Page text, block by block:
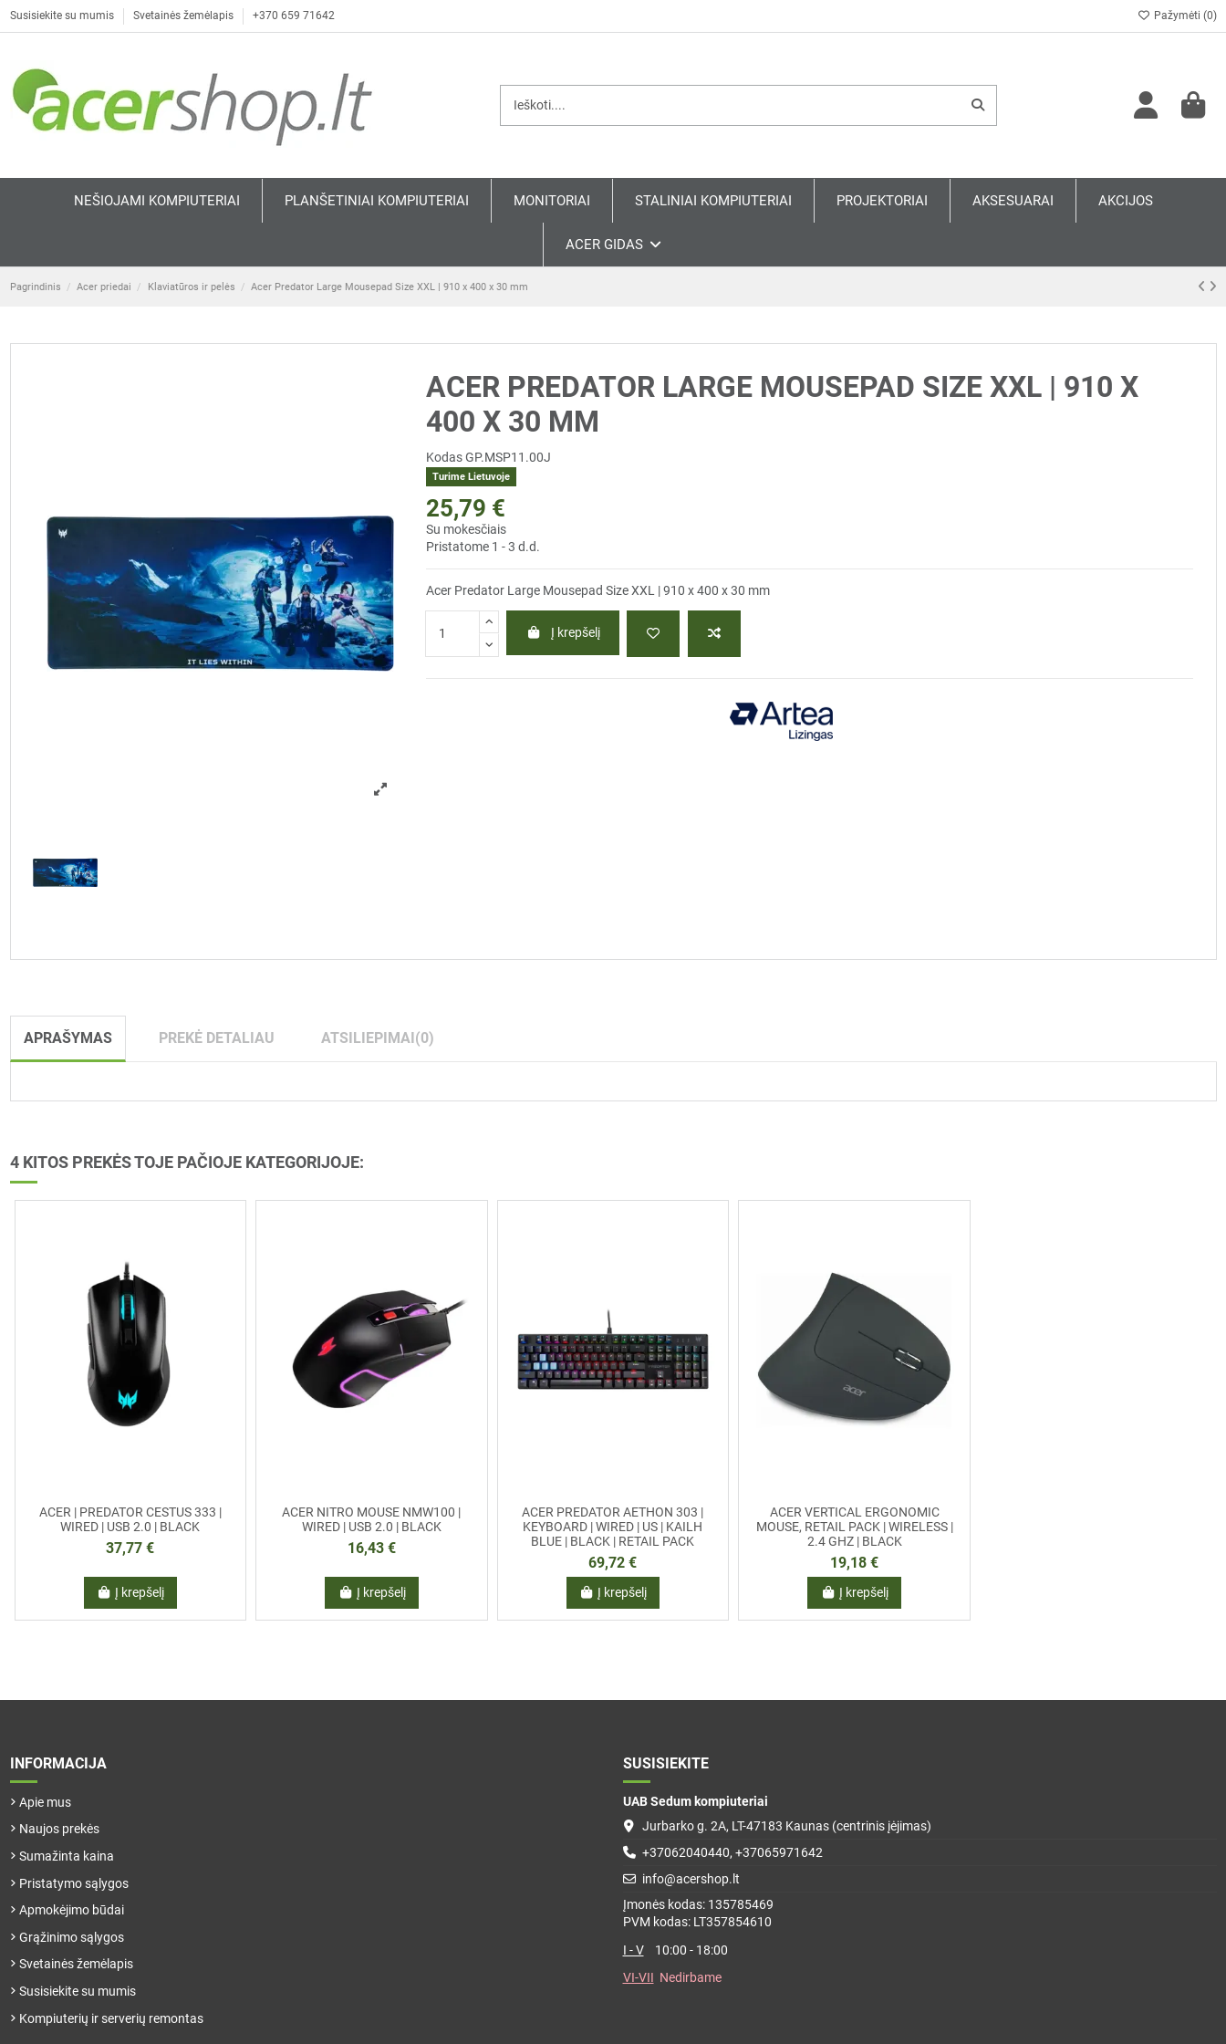
Susisiekite su mumis Svetainės žemėlapis +370 659 71642 Pažymėti (0)
NEŠIOJAMI KOMPIUTERIAI PLANŠETINIAI KOMPIUTERIAI MONITORIAI STALINIAI KOMPIUTERIAI PROJEKTORIAI AKSESUARAI AKCIJOS
ACER GIDAS
Pagrindinis Acer priedai Klaviatūros ir pelės Acer Predator Large Mousepad Size XXL | 910 x 400 x 30 mm
ACER PREDATOR LARGE MOUSEPAD SIZE XXL | 910 X
400 X 30 MM
KodasGP.MSP11.00J
Turime Lietuvoje
25,79 €
Su mokesčiais
Pristatome 1 - 3 d.d.
Acer Predator Large Mousepad Size XXL | 910 x 400 x 30 mm
Į krepšelį
APRAŠYMAS PREKĖ DETALIAU ATSILIEPIMAI (0)
4 KITOS PREKĖS TOJE PAČIOJE KATEGORIJOJE:
ACER | PREDATOR CESTUS 333 |
WIRED | USB 2.0 | BLACK
37,77 €
Į krepšelį
ACER NITRO MOUSE NMW100 |
WIRED | USB 2.0 | BLACK
16,43 €
Į krepšelį
ACER PREDATOR AETHON 303 |
KEYBOARD | WIRED | US | KAILH
BLUE | BLACK | RETAIL PACK
69,72 €
Į krepšelį
ACER VERTICAL ERGONOMIC
MOUSE, RETAIL PACK | WIRELESS |
2.4 GHZ | BLACK
19,18 €
Į krepšelį
INFORMACIJA
Apie mus
Naujos prekės
Sumažinta kaina
Pristatymo sąlygos
Apmokėjimo būdai
Grąžinimo sąlygos
Svetainės žemėlapis
Susisiekite su mumis
Kompiuterių ir serverių remontas
SUSISIEKITE
UAB Sedum kompiuteriai
Jurbarko g. 2A, LT-47183 Kaunas (centrinis įėjimas)
+37062040440, +37065971642
info@acershop.lt
Įmonės kodas: 135785469
PVM kodas: LT357854610
I - V10:00 - 18:00
VI-VII Nedirbame